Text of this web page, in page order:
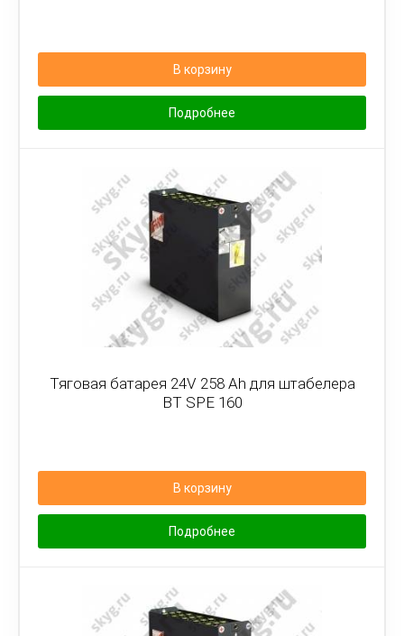
В корзину
Подробнее
Тяговая батарея 24V 258 Ah для штабелера
BT SPE 160
В корзину
Подробнее